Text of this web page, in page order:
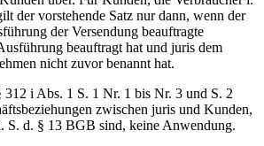
der vorstehende Satz nur dann, wenn der
der Versendung beauftragte
beauftragt hat und juris dem
nicht zuvor benannt hat.
i Abs. 1 S. 1 Nr. 1 bis Nr. 3 und S. 2
zwischen juris und Kunden,
S. d. § 13 BGB sind, keine Anwendung.